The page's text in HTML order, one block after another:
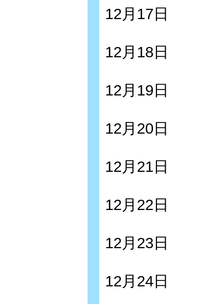
12月17日
12月18日
12月19日
12月20日
12月21日
12月22日
12月23日
12月24日